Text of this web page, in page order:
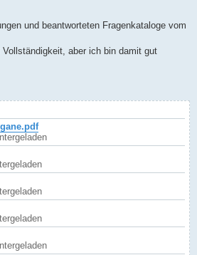
und beantworteten Fragenkataloge vom
aber ich bin damit gut